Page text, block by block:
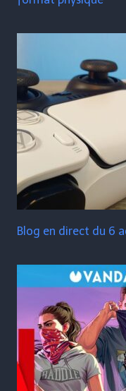
Blog en direct du 6